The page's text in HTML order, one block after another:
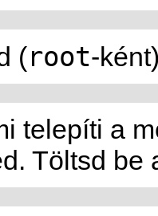
(root-
telepíti a
Töltsd be